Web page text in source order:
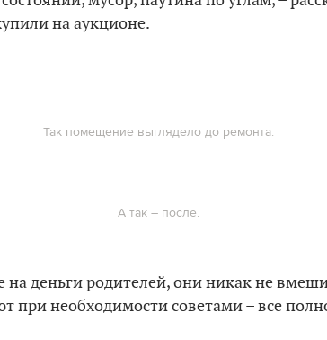
на аукционе.
Так помещение выглядело до ремонта.
А так – после.
деньги родителей, они никак не
при необходимости советами – все